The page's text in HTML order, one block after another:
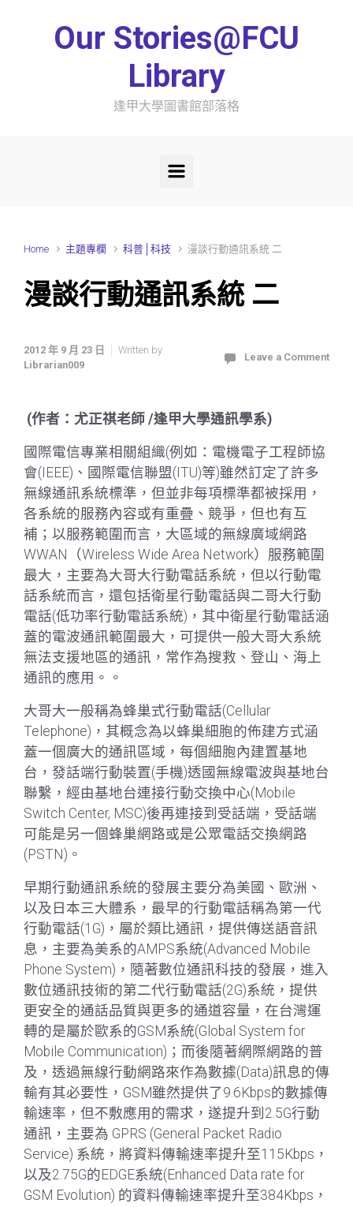
Our Stories@FCU
Library
逢甲大學圖書館部落格
Home 主題專欄 科普│科技 漫談行動通訊系統 二
漫談行動通訊系統 二
2012 年 9 月 23 日
Written by
Librarian009
Leave a Comment
(作者：尤正祺老師 /逢甲大學通訊學系)
國際電信專業相關組織(例如：電機電子工程師協
會(IEEE)、國際電信聯盟(ITU)等)雖然訂定了許多
無線通訊系統標準，但並非每項標準都被採用，
各系統的服務內容或有重疊、競爭，但也有互
補；以服務範圍而言，大區域的無線廣域網路
WWAN（Wireless Wide Area Network）服務範圍
最大，主要為大哥大行動電話系統，但以行動電
話系統而言，還包括衛星行動電話與二哥大行動
電話(低功率行動電話系統)，其中衛星行動電話涵
蓋的電波通訊範圍最大，可提供一般大哥大系統
無法支援地區的通訊，常作為搜救、登山、海上
通訊的應用。。
大哥大一般稱為蜂巢式行動電話(Cellular
Telephone)，其概念為以蜂巢細胞的佈建方式涵
蓋一個廣大的通訊區域，每個細胞內建置基地
台，發話端行動裝置(手機)透國無線電波與基地台
聯繫，經由基地台連接行動交換中心(Mobile
Switch Center, MSC)後再連接到受話端，受話端
可能是另一個蜂巢網路或是公眾電話交換網路
(PSTN)。
早期行動通訊系統的發展主要分為美國、歐洲、
以及日本三大體系，最早的行動電話稱為第一代
行動電話(1G)，屬於類比通訊，提供傳送語音訊
息，主要為美系的AMPS系統(Advanced Mobile
Phone System)，隨著數位通訊科技的發展，進入
數位通訊技術的第二代行動電話(2G)系統，提供
更安全的通話品質與更多的通道容量，在台灣運
轉的是屬於歐系的GSM系統(Global System for
Mobile Communication)；而後隨著網際網路的普
及，透過無線行動網路來作為數據(Data)訊息的傳
輸有其必要性，GSM雖然提供了9.6Kbps的數據傳
輸速率，但不敷應用的需求，遂提升到2.5G行動
通訊，主要為 GPRS (General Packet Radio
Service) 系統，將資料傳輸速率提升至115Kbps，
以及2.75G的EDGE系統(Enhanced Data rate for
GSM Evolution) 的資料傳輸速率提升至384Kbps，